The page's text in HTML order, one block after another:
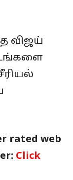
விஜய்
rated web
Click